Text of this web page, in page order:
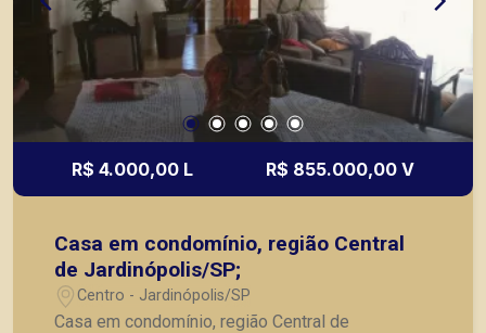
R$ 4.000,00 L R$ 855.000,00 V
Casa em condomínio, região Central
de Jardinópolis/SP;
Centro - Jardinópolis/SP
Casa em condomínio, região Central de